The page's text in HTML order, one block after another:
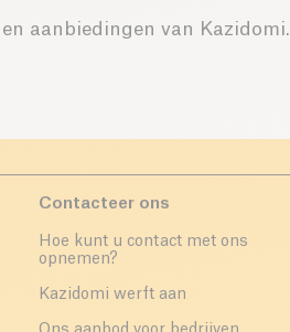
aanbiedingen van Kazidomi.
Contacteer ons
Hoe kunt u contact met ons
opnemen?
Kazidomi werft aan